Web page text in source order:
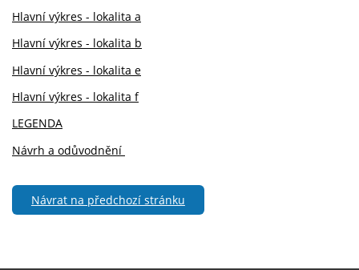
Hlavní výkres - lokalita a
Hlavní výkres - lokalita b
Hlavní výkres - lokalita e
Hlavní výkres - lokalita f
LEGENDA
Návrh a odůvodnění
Návrat na předchozí stránku